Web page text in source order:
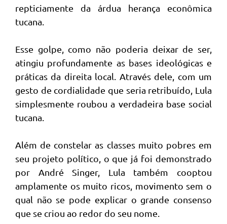
repticiamente da árdua herança econômica
tucana.
Esse golpe, como não poderia deixar de ser,
atingiu profundamente as bases ideológicas e
práticas da direita local. Através dele, com um
gesto de cordialidade que seria retribuído, Lula
simplesmente roubou a verdadeira base social
tucana.
Além de constelar as classes muito pobres em
seu projeto político, o que já foi demonstrado
por André Singer, Lula também cooptou
amplamente os muito ricos, movimento sem o
qual não se pode explicar o grande consenso
que se criou ao redor do seu nome.